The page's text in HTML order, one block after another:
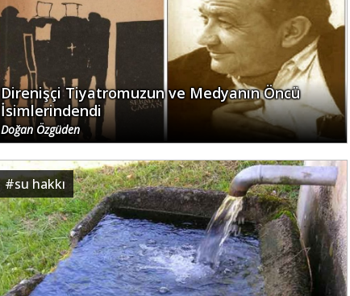
Direnişçi Tiyatromuzun ve Medyanın Öncü
İsimlerindendi
Doğan Özgüden
#su hakkı